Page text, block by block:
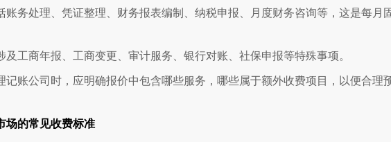
账务处理、凭证整理、财务报表编制、纳税申报、月度财务咨询等，这是每月
及工商年报、工商变更、审计服务、银行对账、社保申报等特殊事项。
记账公司时，应明确报价中包含哪些服务，哪些属于额外收费项目，以便合理
场的常见收费标准